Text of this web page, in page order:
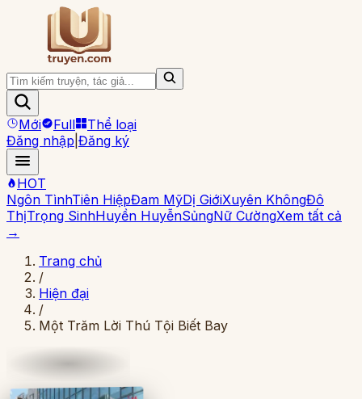
Mới Full
Thể loại
Đăng nhập Đăng ký
HOT
Ngôn TìnhTiên HiệpĐam MỹDị GiớiXuyên KhôngĐô
ThịTrọng SinhHuyền HuyễnSủngNữ CườngXem tất cả
→
Trang chủ
/
Hiện đại
/
Một Trăm Lời Thú Tội Biết Bay